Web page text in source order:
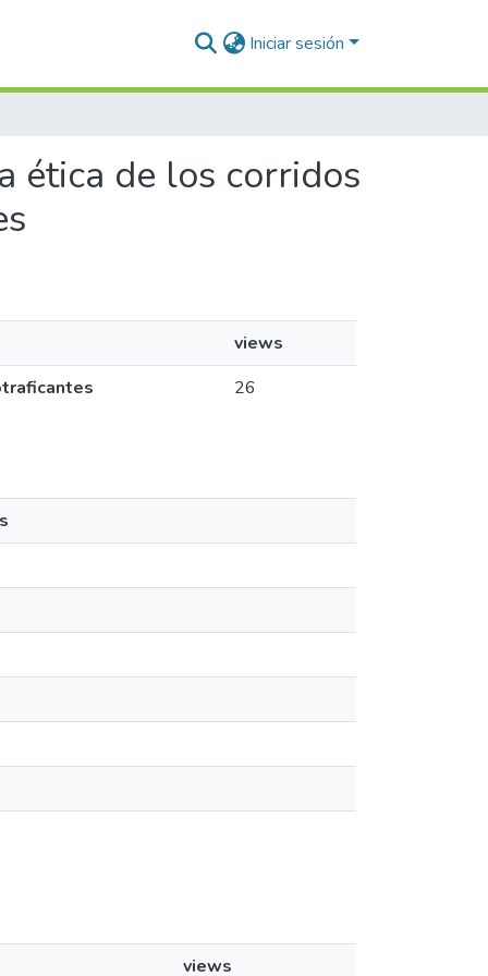
Iniciar sesión
ética de los corridos
views
26
views